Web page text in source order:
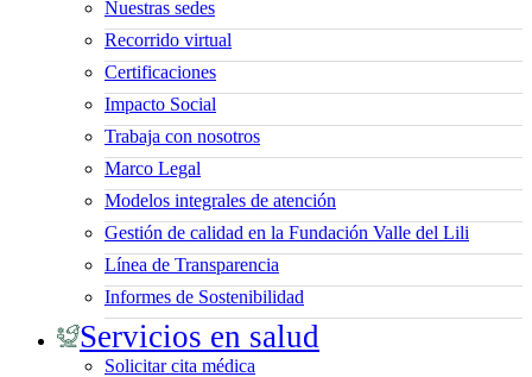
Nuestras sedes
Recorrido virtual
Certificaciones
Impacto Social
Trabaja con nosotros
Marco Legal
Modelos integrales de atención
Gestión de calidad en la Fundación Valle del Lili
Línea de Transparencia
Informes de Sostenibilidad
Servicios en salud
Solicitar cita médica